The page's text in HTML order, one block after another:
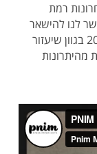
רמת
לנו להישאר
בסנטר שלנו, בפוקוס שלנו, בלי שתוסח דעתנו. זו התחושה שהביאה אותנו הפעם לבחור עבור צבע השנה שלנו לשנת 2023 בגוון שיעזור
מהיתרונות